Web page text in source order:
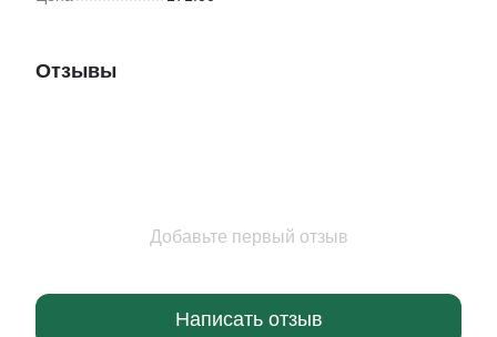
Отзывы
Добавьте первый отзыв
Написать отзыв